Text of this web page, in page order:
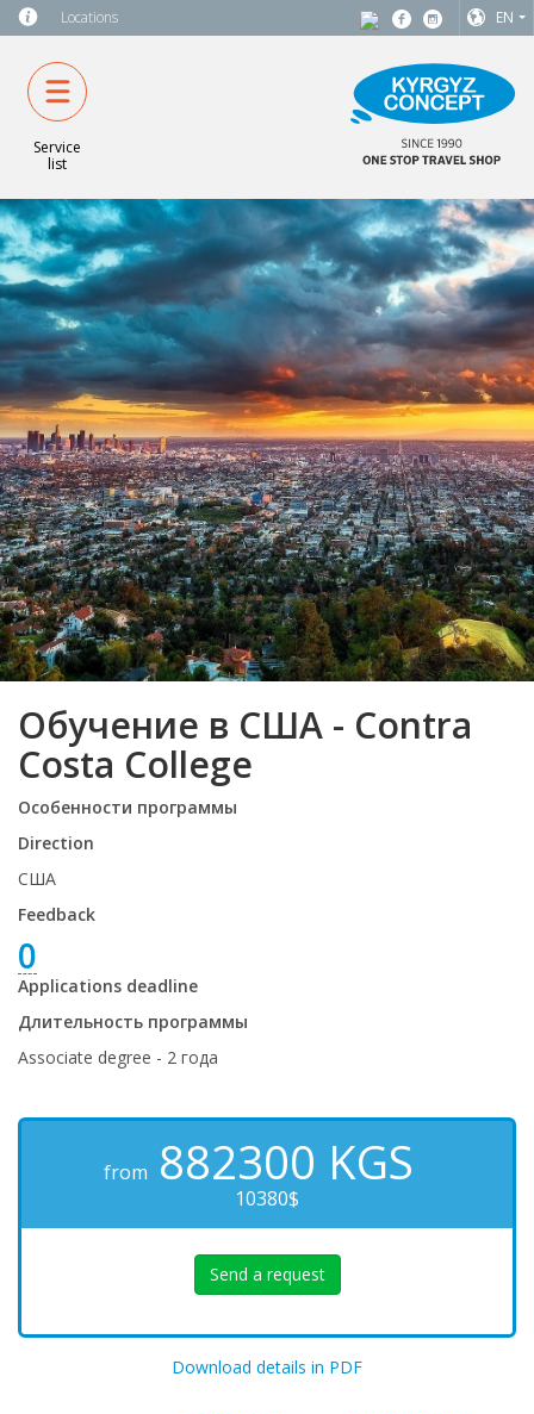
Locations EN
Service
list
Обучение в США - Contra
Costa College
Особенности программы
Direction
США
Feedback
0
Applications deadline
Длительность программы
Associate degree - 2 года
from 882300 KGS
10380$
Send a request
Download details in PDF